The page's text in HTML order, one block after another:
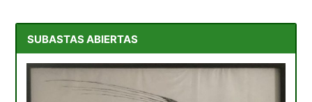
SUBASTAS ABIERTAS